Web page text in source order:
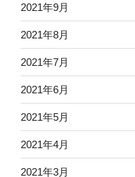
2021年9月
2021年8月
2021年7月
2021年6月
2021年5月
2021年4月
2021年3月